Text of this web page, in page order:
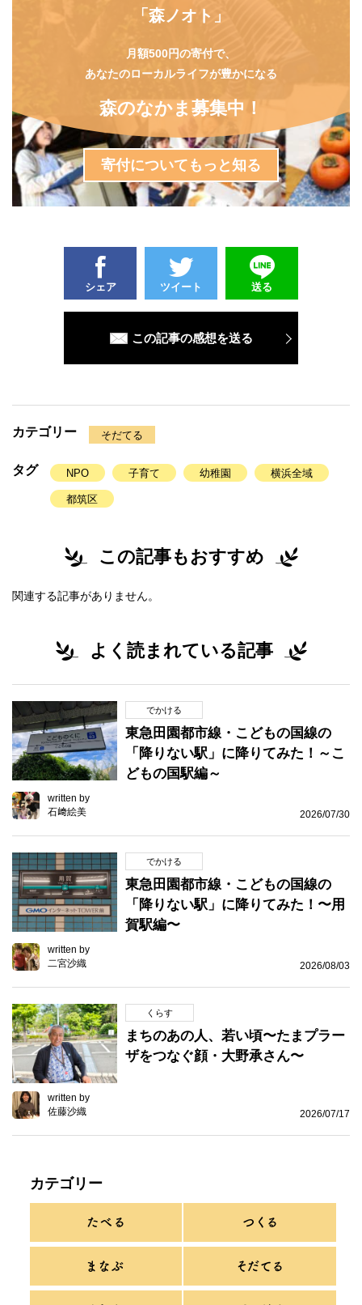
「森ノオト」
月額500円の寄付で、
あなたのローカルライフが豊かになる
森のなかま募集中！
寄付についてもっと知る
シェア ツイート 送る
この記事の感想を送る
カテゴリー そだてる
タグ NPO 子育て 幼稚園 横浜全域
都筑区
この記事もおすすめ
関連する記事がありません。
よく読まれている記事
でかける
東急田園都市線・こどもの国線の
「降りない駅」に降りてみた！～こ
どもの国駅編～
written by
石﨑絵美
2026/07/30
でかける
東急田園都市線・こどもの国線の
「降りない駅」に降りてみた！〜用
賀駅編〜
written by
二宮沙織
2026/08/03
くらす
まちのあの人、若い頃〜たまプラー
ザをつなぐ顔・大野承さん〜
written by
佐藤沙織
2026/07/17
カテゴリー